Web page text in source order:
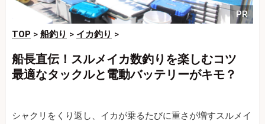
PR
TOP > 船釣り > イカ釣り >
船長直伝！スルメイカ数釣りを楽しむコツ
最適なタックルと電動バッテリーがキモ？
シャクリをくり返し、イカが乗るたびに重さが増すスルメイ